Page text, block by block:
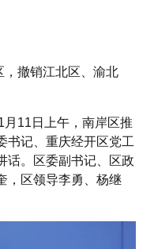
，撤销江北区、渝北
月11日上午，南岸区推
书记、重庆经开区党工
话。区委副书记、区政
，区领导李勇、杨继